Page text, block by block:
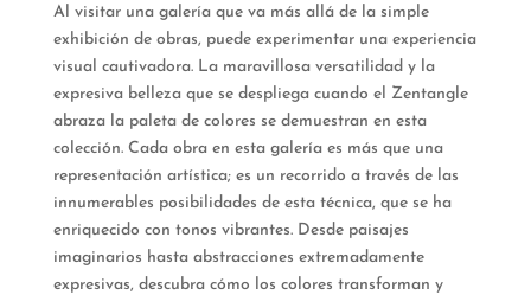
Al visitar una galería que va más allá de la simple
exhibición de obras, puede experimentar una experiencia
visual cautivadora. La maravillosa versatilidad y la
expresiva belleza que se despliega cuando el Zentangle
abraza la paleta de colores se demuestran en esta
colección. Cada obra en esta galería es más que una
representación artística; es un recorrido a través de las
innumerables posibilidades de esta técnica, que se ha
enriquecido con tonos vibrantes. Desde paisajes
imaginarios hasta abstracciones extremadamente
expresivas, descubra cómo los colores transforman y